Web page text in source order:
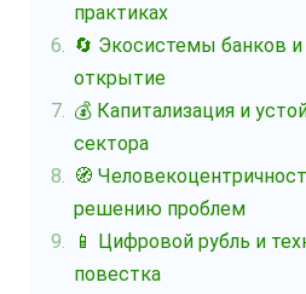
практиках
🔄 Экосистемы банков и
открытие
💰 Капитализация и
сектора
🧭
решению проблем
📱 Цифровой рубль и
повестка